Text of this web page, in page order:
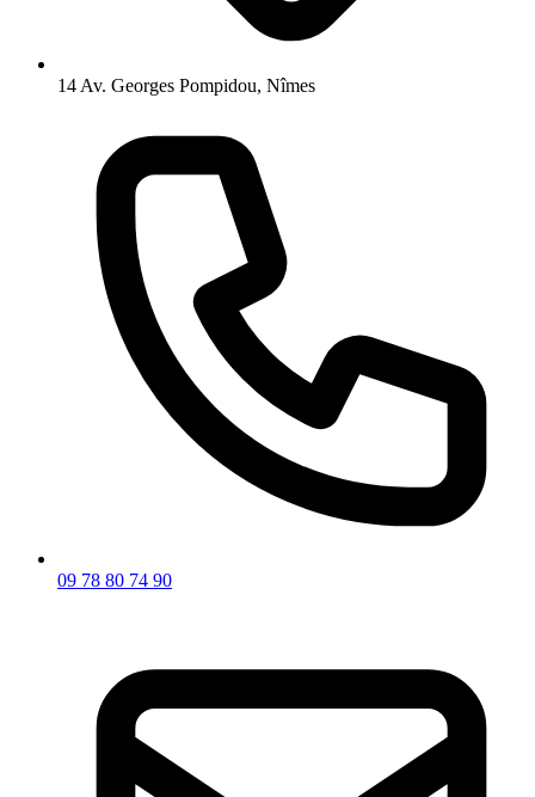
14 Av. Georges Pompidou, Nîmes
09 78 80 74 90